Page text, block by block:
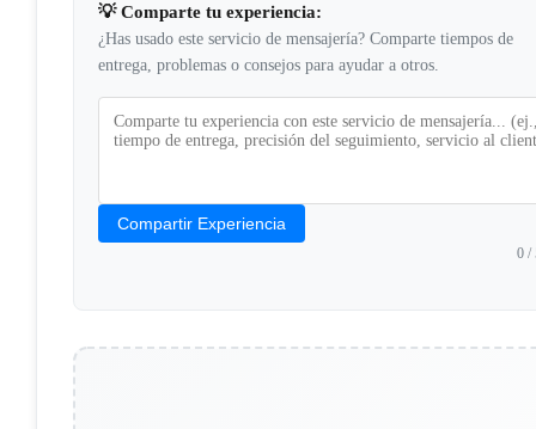
💡 Comparte tu experiencia:
¿Has usado este servicio de mensajería? Comparte tiempos de
entrega, problemas o consejos para ayudar a otros.
Compartir Experiencia
0/